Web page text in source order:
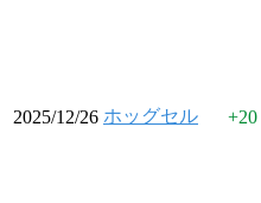
2025/12/26 ホッグセル +20